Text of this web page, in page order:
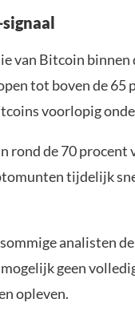
van Bitcoin binnen
tot boven de 65
voorlopig
de 70 procent
tijdelijk
analisten
geen
opleven.